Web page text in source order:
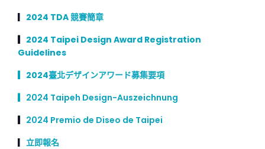
2024 TDA競賽簡章
2024 Taipei Design Award Registration
Guidelines
2024臺北デザインアワード募集要項
▎2024 Taipeh Design-Auszeichnung
2024 Premio de Diseo de Taipei
立即報名